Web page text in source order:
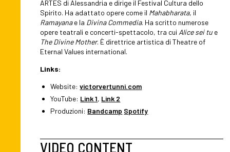
ARTES di Alessandria e dirige il Festival Cultura dello
Spirito. Ha adattato opere come il Mahabharata, il
Ramayanae la Divina Commedia. Ha scritto numerose
opere teatrali e concerti-spettacolo, tra cui Alice sei tu e
The Divine Mother. È direttrice artistica di Theatre of
Eternal Values international.
Links:
Website:victorvertunni.com
YouTube: Link 1, Link 2
Produzioni: Bandcamp Spotify
VIDEO CONTENT